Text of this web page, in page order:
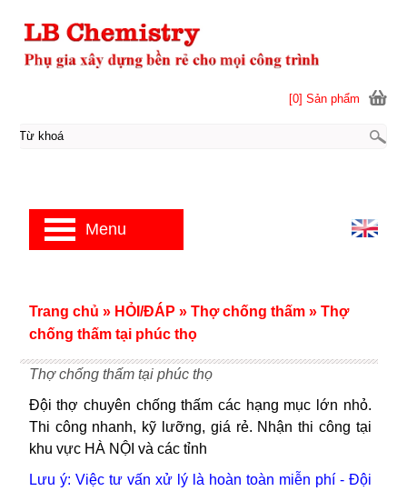
Thợ chống thấm tại phúc thọ
Đội thợ chuyên chống thấm các hạng mục lớn nhỏ.
Thi công nhanh, kỹ lưỡng, giá rẻ. Nhận thi công tại
khu vực HÀ NỘI và các tỉnh
Lưu ý: Việc tư vấn xử lý là hoàn toàn miễn phí - Đội
Trang chủ » HỎI/ĐÁP » Thợ chống thấm » Thợ
chống thấm tại phúc thọ
[0] Sản phẩm
Menu